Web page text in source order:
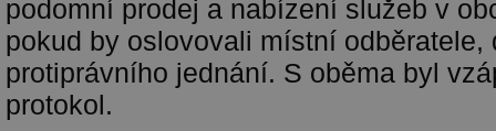
podomní prodej a nabízení služeb v
pokud by oslovovali místní odběratele,
protiprávního jednání. S oběma byl
protokol.